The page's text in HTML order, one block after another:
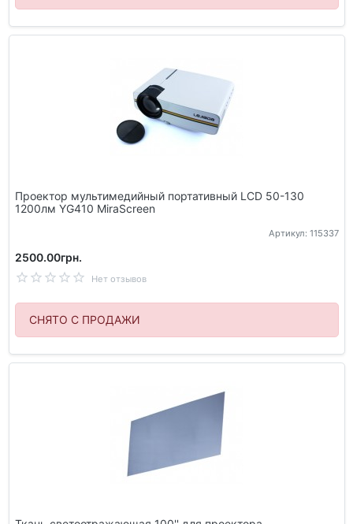
Проектор мультимедийный портативный LCD 50-130
1200лм YG410 MiraScreen
Артикул: 115337
2500.00грн.
Нет отзывов
СНЯТО С ПРОДАЖИ